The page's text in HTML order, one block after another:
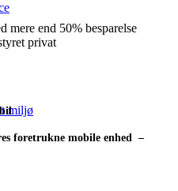
miljø
mere end 50% besparelse
privat
foretrukne mobile enhed –